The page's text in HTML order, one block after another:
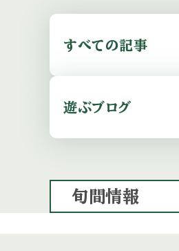
すべての記事
遊ぶブログ
旬間情報